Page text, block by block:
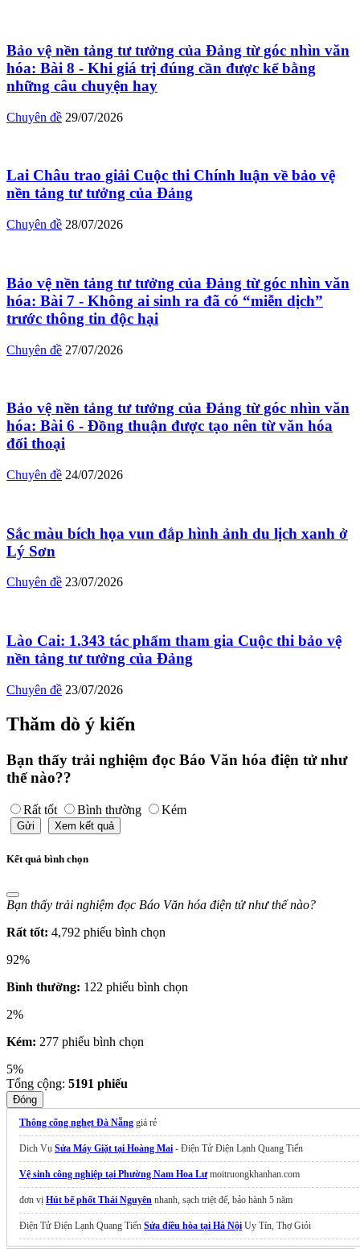
Bảo vệ nền tảng tư tưởng của Đảng từ góc nhìn văn
hóa: Bài 8 - Khi giá trị đúng cần được kể bằng
những câu chuyện hay
Chuyên đề 29/07/2026
Lai Châu trao giải Cuộc thi Chính luận về bảo vệ
nền tảng tư tưởng của Đảng
Chuyên đề 28/07/2026
Bảo vệ nền tảng tư tưởng của Đảng từ góc nhìn văn
hóa: Bài 7 - Không ai sinh ra đã có “miễn dịch”
trước thông tin độc hại
Chuyên đề 27/07/2026
Bảo vệ nền tảng tư tưởng của Đảng từ góc nhìn văn
hóa: Bài 6 - Đồng thuận được tạo nên từ văn hóa
đối thoại
Chuyên đề 24/07/2026
Sắc màu bích họa vun đắp hình ảnh du lịch xanh ở
Lý Sơn
Chuyên đề 23/07/2026
Lào Cai: 1.343 tác phẩm tham gia Cuộc thi bảo vệ
nền tảng tư tưởng của Đảng
Chuyên đề 23/07/2026
Thăm dò ý kiến
Bạn thấy trải nghiệm đọc Báo Văn hóa điện tử như
thế nào??
Rất tốt Bình thường Kém
Gửi Xem kết quả
Kết quả bình chọn
Bạn thấy trải nghiệm đọc Báo Văn hóa điện tử như thế nào?
Rất tốt: 4,792 phiếu bình chọn
92%
Bình thường: 122 phiếu bình chọn
2%
Kém: 277 phiếu bình chọn
5%
Tổng cộng: 5191 phiếu
Đóng
Thông cống nghẹt Đà Nẵng giá rẻ
Dich Vụ Sửa Máy Giặt tại Hoàng Mai - Điện Tử Điện Lạnh Quang Tiến
Vệ sinh công nghiệp tại Phường Nam Hoa Lưmoitruongkhanhan.com
đơn vị Hút bể phốt Thái Nguyên nhanh, sạch triệt để, bảo hành 5 năm
Điện Tử Điện Lạnh Quang Tiến Sửa điều hòa tại Hà Nội Uy Tín, Thợ Giỏi